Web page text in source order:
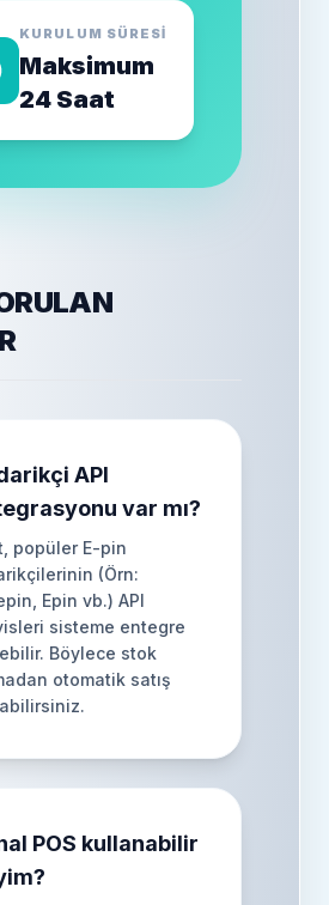
KURULUM SÜRESİ
Maksimum
24 Saat
API
var mı?
popüler E-pin
(Örn:
Epin vb.) API
sisteme entegre
Böylece stok
otomatik satış
POS kullanabilir